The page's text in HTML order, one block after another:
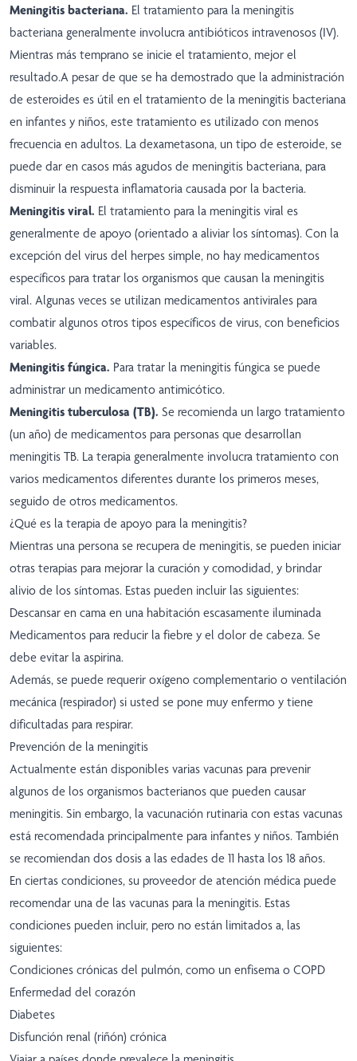
Meningitis bacteriana. El tratamiento para la meningitis
bacteriana generalmente involucra antibióticos intravenosos (IV).
Mientras más temprano se inicie el tratamiento, mejor el
resultado.A pesar de que se ha demostrado que la administración
de esteroides es útil en el tratamiento de la meningitis bacteriana
en infantes y niños, este tratamiento es utilizado con menos
frecuencia en adultos. La dexametasona, un tipo de esteroide, se
puede dar en casos más agudos de meningitis bacteriana, para
disminuir la respuesta inflamatoria causada por la bacteria.
Meningitis viral. El tratamiento para la meningitis viral es
generalmente de apoyo (orientado a aliviar los síntomas). Con la
excepción del virus del herpes simple, no hay medicamentos
específicos para tratar los organismos que causan la meningitis
viral. Algunas veces se utilizan medicamentos antivirales para
combatir algunos otros tipos específicos de virus, con beneficios
variables.
Meningitis fúngica. Para tratar la meningitis fúngica se puede
administrar un medicamento antimicótico.
Meningitis tuberculosa (TB). Se recomienda un largo tratamiento
(un año) de medicamentos para personas que desarrollan
meningitis TB. La terapia generalmente involucra tratamiento con
varios medicamentos diferentes durante los primeros meses,
seguido de otros medicamentos.
¿Qué es la terapia de apoyo para la meningitis?
Mientras una persona se recupera de meningitis, se pueden iniciar
otras terapias para mejorar la curación y comodidad, y brindar
alivio de los síntomas. Estas pueden incluir las siguientes:
Descansar en cama en una habitación escasamente iluminada
Medicamentos para reducir la fiebre y el dolor de cabeza. Se
debe evitar la aspirina.
Además, se puede requerir oxígeno complementario o ventilación
mecánica (respirador) si usted se pone muy enfermo y tiene
dificultadas para respirar.
Prevención de la meningitis
Actualmente están disponibles varias vacunas para prevenir
algunos de los organismos bacterianos que pueden causar
meningitis. Sin embargo, la vacunación rutinaria con estas vacunas
está recomendada principalmente para infantes y niños. También
se recomiendan dos dosis a las edades de 11 hasta los 18 años.
En ciertas condiciones, su proveedor de atención médica puede
recomendar una de las vacunas para la meningitis. Estas
condiciones pueden incluir, pero no están limitados a, las
siguientes:
Condiciones crónicas del pulmón, como un enfisema o COPD
Enfermedad del corazón
Diabetes
Disfunción renal (riñón) crónica